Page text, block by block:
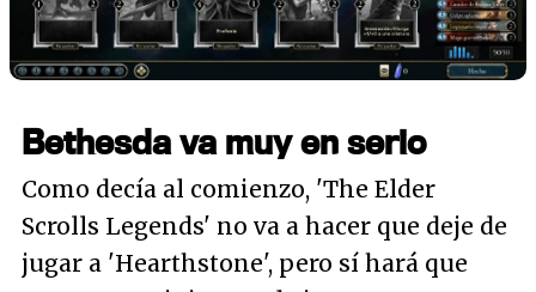
Bethesda va muy en serio
Como decía al comienzo, 'The Elder
Scrolls Legends' no va a hacer que deje de
jugar a 'Hearthstone', pero sí hará que